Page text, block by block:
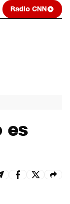
Radio CNN
es